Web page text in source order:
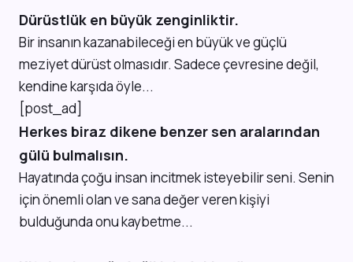
Dürüstlük en büyük zenginliktir.
Bir insanın kazanabileceği en büyük ve güçlü
meziyet dürüst olmasıdır. Sadece çevresine değil,
kendine karşıda öyle...
[post_ad]
Herkes biraz dikene benzer sen aralarından
gülü bulmalısın.
Hayatında çoğu insan incitmek isteyebilir seni. Senin
için önemli olan ve sana değer veren kişiyi
bulduğunda onu kaybetme...